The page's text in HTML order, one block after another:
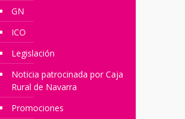
GN
ICO
Legislación
Noticia patrocinada por Caja
Rural de Navarra
Promociones